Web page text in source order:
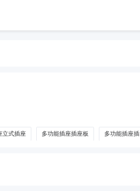
立式插座 多功能插座插座板 多功能插座插